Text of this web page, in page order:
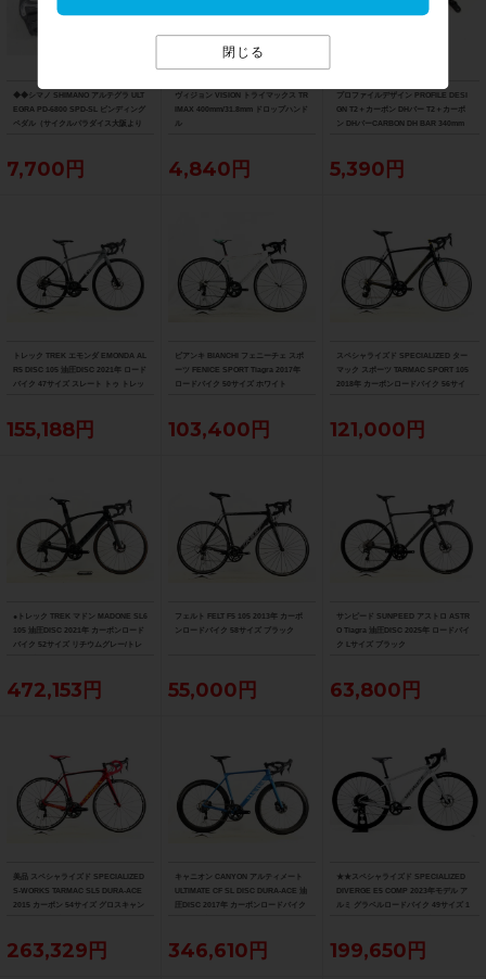
閉じる
◆◆シマノ SHIMANO アルテグラ ULT
EGRA PD-6800 SPD-SL ビンディング
ペダル（サイクルパラダイス大阪より
7,700円
ヴィジョン VISION トライマックス TR
IMAX 400mm/31.8mm ドロップハンド
ル
4,840円
プロファイルデザイン PROFILE DESI
GN T2＋カーボン DHバー T2＋カーボ
ン DHバーCARBON DH BAR 340mm
5,390円
トレック TREK エモンダ EMONDA AL
R5 DISC 105 油圧DISC 2021年 ロード
バイク 47サイズ スレート トゥ トレッ
155,188円
ビアンキ BIANCHI フェニーチェ スポ
ーツ FENICE SPORT Tiagra 2017年
ロードバイク 50サイズ ホワイト
103,400円
スペシャライズド SPECIALIZED ター
マック スポーツ TARMAC SPORT 105
2018年 カーボンロードバイク 56サイ
121,000円
●トレック TREK マドン MADONE SL6
105 油圧DISC 2021年 カーボンロード
バイク 52サイズ リチウムグレー/トレ
472,153円
フェルト FELT F5 105 2013年 カーボ
ンロードバイク 58サイズ ブラック
55,000円
サンピード SUNPEED アストロ ASTR
O Tiagra 油圧DISC 2025年 ロードバイ
ク Lサイズ ブラック
63,800円
美品 スペシャライズド SPECIALIZED
S-WORKS TARMAC SL5 DURA-ACE
2015 カーボン 54サイズ グロスキャン
263,329円
キャニオン CANYON アルティメート
ULTIMATE CF SL DISC DURA-ACE 油
圧DISC 2017年 カーボンロードバイク
346,610円
★★スペシャライズド SPECIALIZED
DIVERGE E5 COMP 2023年モデル ア
ルミ グラベルロードバイク 49サイズ 1
199,650円